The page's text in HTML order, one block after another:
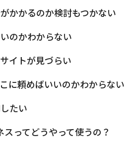
かかるのか検討もつかない
のかわからない
イトが見づらい
に頼めばいいのかわからない
たい
ってどうやって使うの？